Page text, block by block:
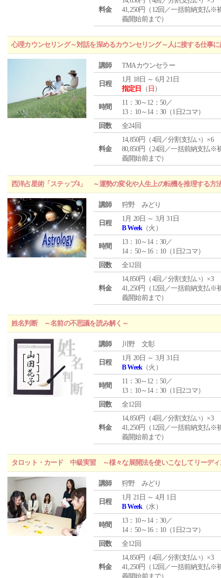
料金
41,250円（12回／一括前納支払※
義開始前まで）
心理カウンセリング～対話を深めるカウンセリング～人に接する仕事
講師 TMAカウンセラー
日程
1月 18日 ～ 6月 21日
指定日
（ 日 ）
時間
11：30～12：50／
13：10～14：30（1日2コマ）
回数
全24回
料金
14,850円（4回／分割支払い）×6
80,850円（24回／一括前納支払※
義開始前まで）
西洋占星術「ステップ4」 ～運勢の変化や人生上の転機を推理する方
講師 狩野 みどり
日程
1月 20日 ～ 3月 31日
B Week（火）
時間
13：10～14：30／
14：50～16：10（1日2コマ）
回数
全12回
料金
14,850円（4回／分割支払い）×3
41,250円（12回／一括前納支払※
義開始前まで）
姓名判断 ～名前の不思議を読み解く～
講師 川野 文彰
日程
1月 20日 ～ 3月 31日
B Week（火）
時間
11：30～12：50／
13：10～14：30（1日2コマ）
回数
全12回
料金
14,850円（4回／分割支払い）×3
41,250円（12回／一括前納支払※
義開始前まで）
タロット・カード 中級実習 ～様々な展開法を使いこなしてリーディ
講師 狩野 みどり
日程
1月 21日 ～ 4月 1日
B Week（水）
時間
13：10～14：30／
14：50～16：10（1日2コマ）
回数
全12回
料金
14,850円（4回／分割支払い）×3
41,250円（12回／一括前納支払※
義開始前まで）